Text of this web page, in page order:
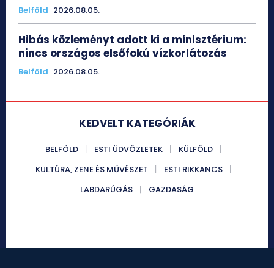
Belföld 2026.08.05.
Hibás közleményt adott ki a minisztérium:
nincs országos elsőfokú vízkorlátozás
Belföld 2026.08.05.
KEDVELT KATEGÓRIÁK
BELFÖLD ESTI ÜDVÖZLETEK
KÜLFÖLD
KULTÚRA, ZENE ÉS MŰVÉSZET
ESTI RIKKANCS
LABDARÚGÁS
GAZDASÁG